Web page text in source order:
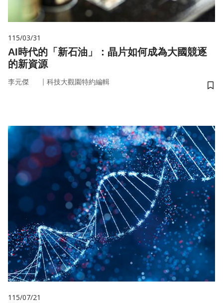
115/03/31
AI時代的「新石油」：晶片如何成為大國競逐
的新資源
李元傑 ｜ 科技大觀園特約編輯
儲
115/07/21